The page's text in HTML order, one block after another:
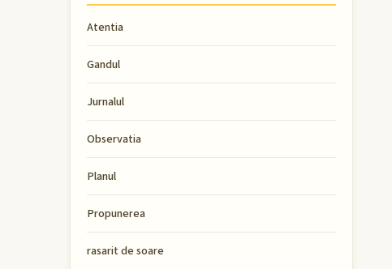
Atentia
Gandul
Jurnalul
Observatia
Planul
Propunerea
rasarit de soare